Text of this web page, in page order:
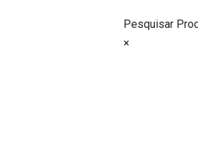
Pesquisar
×